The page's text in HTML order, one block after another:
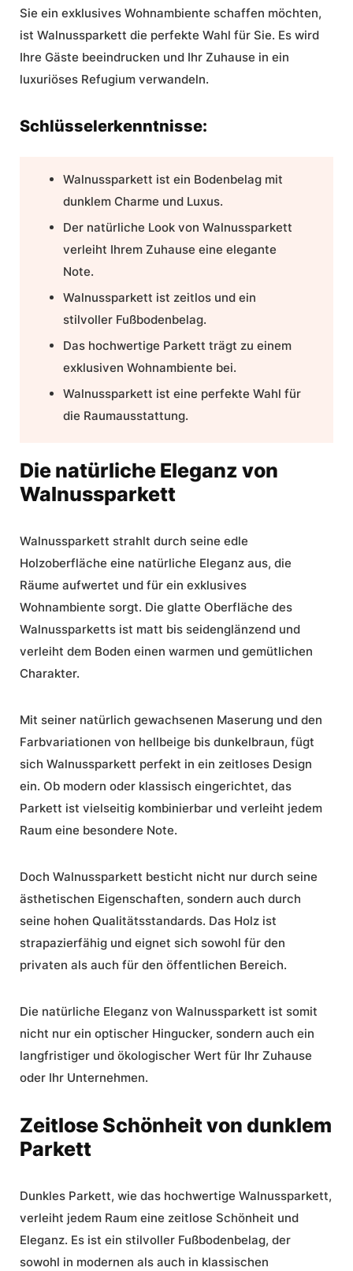
Sie ein exklusives Wohnambiente schaffen möchten,
ist Walnussparkett die perfekte Wahl für Sie. Es wird
Ihre Gäste beeindrucken und Ihr Zuhause in ein
luxuriöses Refugium verwandeln.
Schlüsselerkenntnisse:
Walnussparkett ist ein Bodenbelag mit
dunklem Charme und Luxus.
Der natürliche Look von Walnussparkett
verleiht Ihrem Zuhause eine elegante
Note.
Walnussparkett ist zeitlos und ein
stilvoller Fußbodenbelag.
Das hochwertige Parkett trägt zu einem
exklusiven Wohnambiente bei.
Walnussparkett ist eine perfekte Wahl für
die Raumausstattung.
Die natürliche Eleganz von
Walnussparkett
Walnussparkett strahlt durch seine edle
Holzoberfläche eine natürliche Eleganz aus, die
Räume aufwertet und für ein exklusives
Wohnambiente sorgt. Die glatte Oberfläche des
Walnussparketts ist matt bis seidenglänzend und
verleiht dem Boden einen warmen und gemütlichen
Charakter.
Mit seiner natürlich gewachsenen Maserung und den
Farbvariationen von hellbeige bis dunkelbraun, fügt
sich Walnussparkett perfekt in ein zeitloses Design
ein. Ob modern oder klassisch eingerichtet, das
Parkett ist vielseitig kombinierbar und verleiht jedem
Raum eine besondere Note.
Doch Walnussparkett besticht nicht nur durch seine
ästhetischen Eigenschaften, sondern auch durch
seine hohen Qualitätsstandards. Das Holz ist
strapazierfähig und eignet sich sowohl für den
privaten als auch für den öffentlichen Bereich.
Die natürliche Eleganz von Walnussparkett ist somit
nicht nur ein optischer Hingucker, sondern auch ein
langfristiger und ökologischer Wert für Ihr Zuhause
oder Ihr Unternehmen.
Zeitlose Schönheit von dunklem
Parkett
Dunkles Parkett, wie das hochwertige Walnussparkett,
verleiht jedem Raum eine zeitlose Schönheit und
Eleganz. Es ist ein stilvoller Fußbodenbelag, der
sowohl in modernen als auch in klassischen